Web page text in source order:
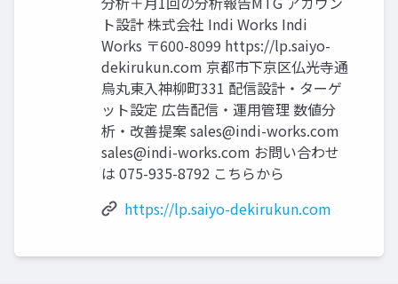
ト設計 株式会社 Indi Works Indi
Works 〒600-8099 https://lp.saiyo-
dekirukun.com 京都市下京区仏光寺通
烏丸東入神柳町331 配信設計・ターゲ
ット設定 広告配信・運用管理 数値分
析・改善提案sales@indi-works.com
sales@indi-works.com お問い合わせ
は 075-935-8792 こちらから
https://lp.saiyo-dekirukun.com